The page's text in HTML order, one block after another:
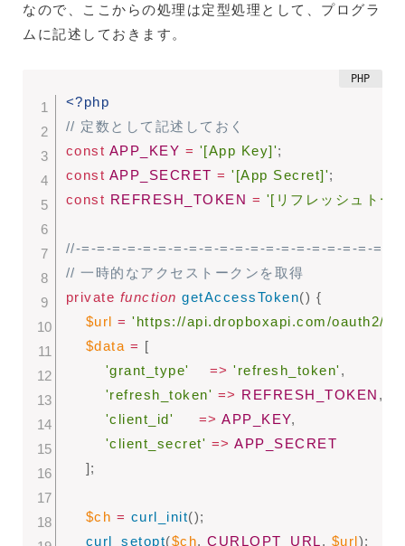
なので、ここからの処理は定型処理として、プログラ
ムに記述しておきます。
<?php
// 定数として記述しておく
const APP_KEY = '[App Key]';
const APP_SECRET = '[App Secret]';
const REFRESH_TOKEN = '[リフレッシュトー
//-=-=-=-=-=-=-=-=-=-=-=-=-=-=-=-=-=-=-=-=-
// 一時的なアクセストークンを取得
private function getAccessToken() {
$url
= 'https://api.dropboxapi.com/oauth2/
$data = [
'grant_type'
=> 'refresh_token' ,
'refresh_token' => REFRESH_TOKEN ,
'client_id'
=> APP_KEY,
'client_secret' => APP_SECRET
] ;
$ch = curl_init();
curl_setopt($ch, CURLOPT_URL, $url );